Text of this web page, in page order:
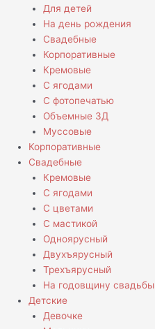
Для детей
На день рождения
Свадебные
Корпоративные
Кремовые
С ягодами
С фотопечатью
Объемные 3Д
Муссовые
Корпоративные
Свадебные
Кремовые
С ягодами
С цветами
С мастикой
Одноярусный
Двухъярусный
Трехъярусный
На годовщину свадьбы
Детские
Девочке